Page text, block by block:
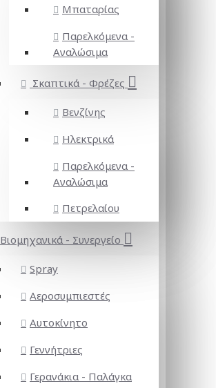
Μπαταρίας
Παρελκόμενα -
Αναλώσιμα
Σκαπτικά - Φρέζες
Βενζίνης
Ηλεκτρικά
Παρελκόμενα -
Αναλώσιμα
Πετρελαίου
Βιομηχανικά - Συνεργείο
Spray
Αεροσυμπιεστές
Αυτοκίνητο
Γεννήτριες
Γερανάκια - Παλάγκα